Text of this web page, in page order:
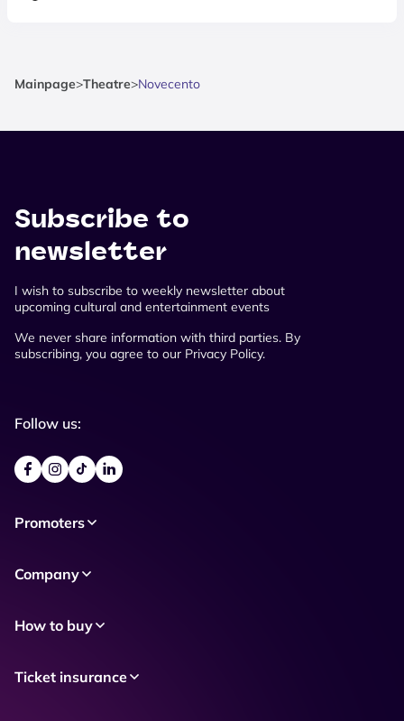
Mainpage>Theatre>Novecento
Subscribe to
newsletter
I wish to subscribe to weekly newsletter about
upcoming cultural and entertainment events
We never share information with third parties. By
subscribing, you agree to our Privacy Policy.
Follow us:
Promoters
Company
How to buy
Ticket insurance